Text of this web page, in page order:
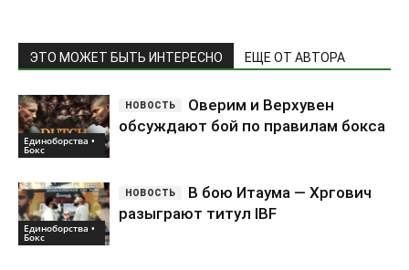
ЭТО МОЖЕТ БЫТЬ ИНТЕРЕСНО ЕЩЕ ОТ АВТОРА
Единоборства •
Бокс
Оверим и Верхувен
обсуждают бой по правилам бокса
Единоборства •
Бокс
В бою Итаума — Хргович
разыграют титул IBF